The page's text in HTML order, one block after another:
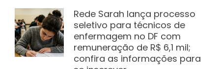
Rede Sarah lança processo
seletivo para técnicos de
enfermagem no DF com
remuneração de R$ 6,1 mil;
confira as informações para